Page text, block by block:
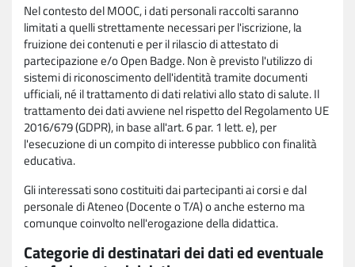
Nel contesto del MOOC, i dati personali raccolti saranno
limitati a quelli strettamente necessari per l'iscrizione, la
fruizione dei contenuti e per il rilascio di attestato di
partecipazione e/o Open Badge. Non è previsto l'utilizzo di
sistemi di riconoscimento dell'identità tramite documenti
ufficiali, né il trattamento di dati relativi allo stato di salute. Il
trattamento dei dati avviene nel rispetto del Regolamento UE
2016/679 (GDPR), in base all'art. 6 par. 1 lett. e), per
l'esecuzione di un compito di interesse pubblico con finalità
educativa.
Gli interessati sono costituiti dai partecipanti ai corsi e dal
personale di Ateneo (Docente o T/A) o anche esterno ma
comunque coinvolto nell'erogazione della didattica.
Categorie di destinatari dei dati ed eventuale